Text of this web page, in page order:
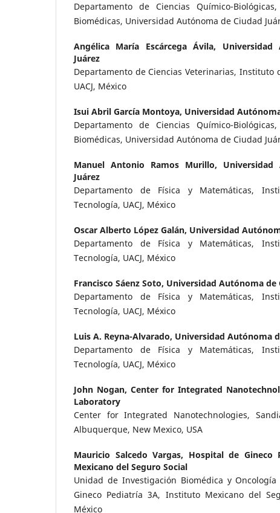
Departamento de Ciencias Químico-
Biomédicas, Universidad Autónoma de Ciudad
Angélica María Escárcega Ávila, Universidad
Juárez
Departamento de Ciencias Veterinarias, Instituto
UACJ, México
Isui Abril García Montoya, Universidad
Departamento de Ciencias Químico-
Biomédicas, Universidad Autónoma de Ciudad
Manuel Antonio Ramos Murillo,
Juárez
Departamento de Física y Matemáticas,
Tecnología, UACJ, México
Oscar Alberto López Galán, Universidad
Departamento de Física y Matemáticas,
Tecnología, UACJ, México
Francisco Sáenz Soto, Universidad Autónoma de
Departamento de Física y Matemáticas,
Tecnología, UACJ, México
Luis A. Reyna-Alvarado, Universidad Autónoma
Departamento de Física y Matemáticas,
Tecnología, UACJ, México
John Nogan, Center for Integrated
Laboratory
Center for Integrated Nanotechnologies,
Albuquerque, New Mexico, USA
Mauricio Salcedo Vargas, Hospital de Gineco
Mexicano del Seguro Social
Unidad de Investigación Biomédica y
Gineco Pediatría 3A, Instituto Mexicano del
México